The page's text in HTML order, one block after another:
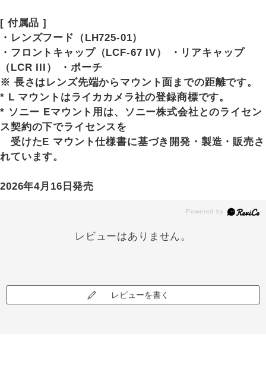
[ 付属品 ]
・レンズフード（LH725-01）
・フロントキャップ（LCF-67 IV） ・リアキャップ
（LCR III） ・ポーチ
※ 長さはレンズ先端からマウント面までの距離です。
* L マウントはライカカメラ社の登録商標です。
* ソニー Eマウント用は、ソニー株式会社とのライセン
ス契約の下でライセンスを
受けたE マウント仕様書に基づき開発・製造・販売さ
れています。
2026年4月16日発売
レビューはありません。
レビューを書く